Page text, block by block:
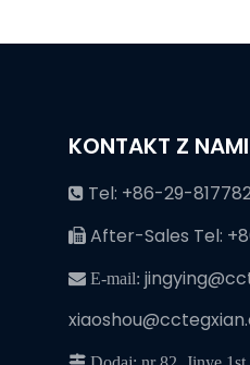
KONTAKT Z NAMI
 Tel: +86-29-
 After-Sales Tel:
 E-mail: